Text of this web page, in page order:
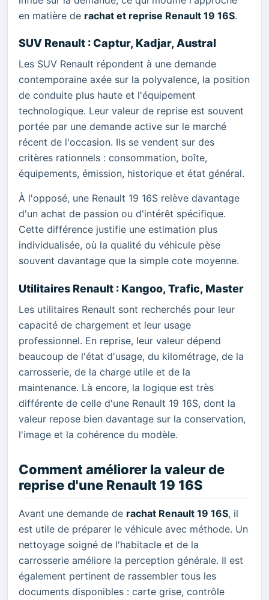
en matière de rachat et reprise Renault 19 16S.
SUV Renault : Captur, Kadjar, Austral
Les SUV Renault répondent à une demande
contemporaine axée sur la polyvalence, la position
de conduite plus haute et l'équipement
technologique. Leur valeur de reprise est souvent
portée par une demande active sur le marché
récent de l'occasion. Ils se vendent sur des
critères rationnels : consommation, boîte,
équipements, émission, historique et état général.
À l'opposé, une Renault 19 16S relève davantage
d'un achat de passion ou d'intérêt spécifique.
Cette différence justifie une estimation plus
individualisée, où la qualité du véhicule pèse
souvent davantage que la simple cote moyenne.
Utilitaires Renault : Kangoo, Trafic, Master
Les utilitaires Renault sont recherchés pour leur
capacité de chargement et leur usage
professionnel. En reprise, leur valeur dépend
beaucoup de l'état d'usage, du kilométrage, de la
carrosserie, de la charge utile et de la
maintenance. Là encore, la logique est très
différente de celle d'une Renault 19 16S, dont la
valeur repose bien davantage sur la conservation,
l'image et la cohérence du modèle.
Comment améliorer la valeur de
reprise d'une Renault 19 16S
Avant une demande de rachat Renault 19 16S, il
est utile de préparer le véhicule avec méthode. Un
nettoyage soigné de l'habitacle et de la
carrosserie améliore la perception générale. Il est
également pertinent de rassembler tous les
documents disponibles : carte grise, contrôle